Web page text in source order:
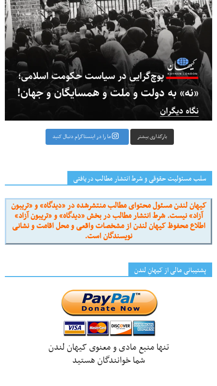
بارگذاری بیشتر ما را در اینستاگرام دنبال کنید
سلب مسئولیت حقوقی و شرط انتشار مطالب دریافتی
کیهان لندن مسئول محتوای مطالب منتشرشده در «دیدگاه» و «تریبون
آزاد» نیست. شرط انتشار مطالب در بخش «دیدگاه» و «تریبون آزاد»
اطلاع محفوظ کیهان لندن از مشخصات واقعی و محل اقامت و نشانی
نویسندگان است.
پشتیبانی مالی از کیهانِ لندن
تنها منبع مادی و معنوی کیهان لندن
شما خوانندگان هستید